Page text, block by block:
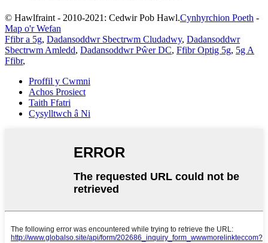
© Hawlfraint - 2010-2021: Cedwir Pob Hawl.Cynhyrchion Poeth -
Map o'r Wefan
Ffibr a 5g, Dadansoddwr Sbectrwm Cludadwy, Dadansoddwr
Sbectrwm Amledd, Dadansoddwr Pŵer DC, Ffibr Optig 5g, 5g A
Ffibr,
Proffil y Cwmni
Achos Prosiect
Taith Ffatri
Cysylltwch â Ni